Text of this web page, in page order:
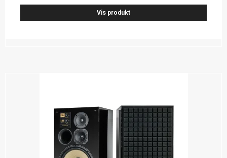
Vis produkt